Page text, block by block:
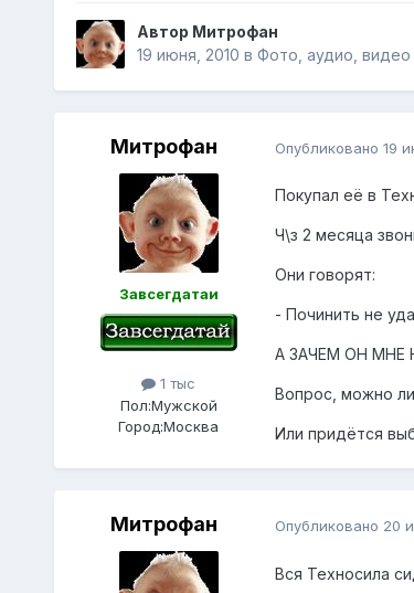
Автор Митрофан
19 июня, 2010 в Фото, аудио, видео
Митрофан
Завсегдатаи
1 тыс
Пол:Мужской
Город:Москва
Опубликовано 19
Покупал её в
Ч\з 2 месяца
Они говорят:
- Починить не
А ЗАЧЕМ ОН МНЕ
Вопрос, можно ли
Или придётся
Митрофан Опубликовано 20
Вся Техносила